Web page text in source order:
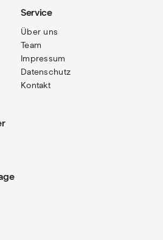
Service
Über uns
Team
Impressum
Datenschutz
Kontakt